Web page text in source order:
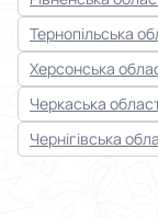
Тернопільська
Херсонська
Черкаська
Чернігівська